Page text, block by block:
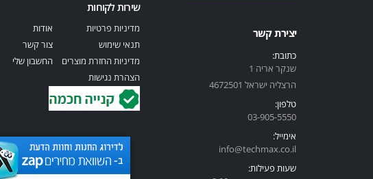
יצירת קשר
כתובת:
שנקר אריה 1
הרצליה ישראל 4672501
טלפון:
03-905-5550
אימייל:
info@techmax.co.il
שעות פעילות:
שירות לקוחות
מדיניות פרטיות
תנאי שימוש
מדיניות החזרת מוצרים
הצהרת נגישות
אודות
צור קשר
החשבון שלי